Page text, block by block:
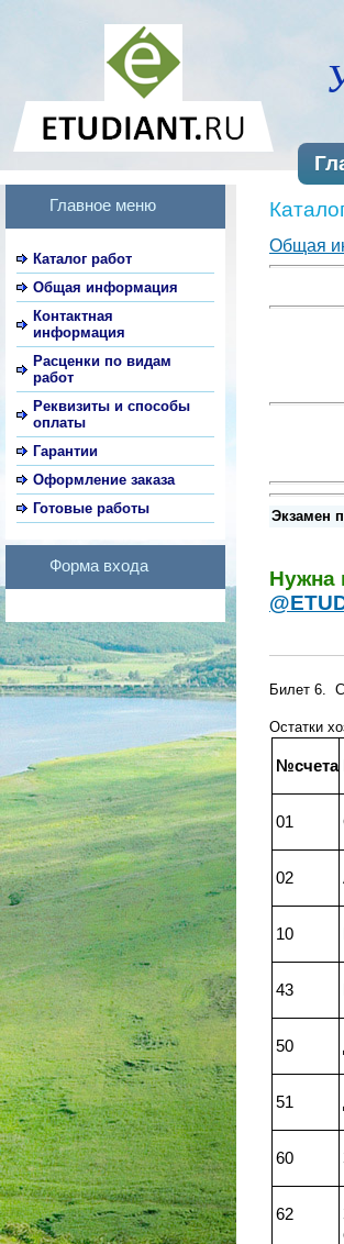
Главное меню
Каталог работ
Общая информация
Контактная
информация
Расценки по видам
работ
Реквизиты и способы
оплаты
Гарантии
Оформление заказа
Готовые работы
Форма входа
Общая
Экзамен
Нужна
Билет 6.
Остатки
№счета
01
02
10
43
50
51
60
62